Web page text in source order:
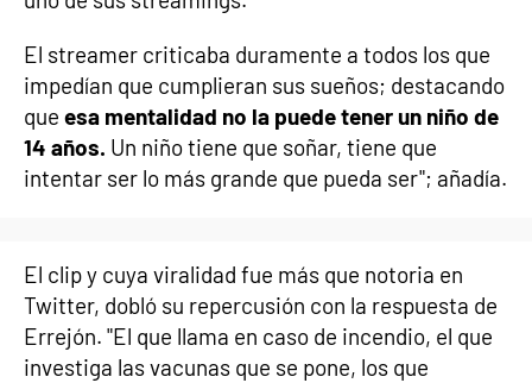
El streamer criticaba duramente a todos los que
impedían que cumplieran sus sueños; destacando
que esa mentalidad no la puede tener un niño de
14 años. Un niño tiene que soñar, tiene que
intentar ser lo más grande que pueda ser"; añadía.
El clip y cuya viralidad fue más que notoria en
Twitter, dobló su repercusión con la respuesta de
Errejón. "El que llama en caso de incendio, el que
investiga las vacunas que se pone, los que